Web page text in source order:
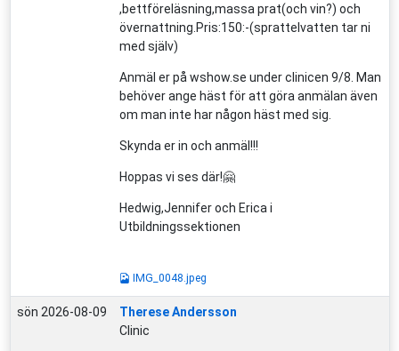
,bettföreläsning,massa prat(och vin?) och
övernattning.Pris:150:-(sprattelvatten tar ni
med själv)
Anmäl er på wshow.se under clinicen 9/8. Man
behöver ange häst för att göra anmälan även
om man inte har någon häst med sig.
Skynda er in och anmäl!!!
Hoppas vi ses där!🤗
Hedwig,Jennifer och Erica i
Utbildningssektionen
IMG_0048.jpeg
sön 2026-08-09
Therese Andersson
Clinic